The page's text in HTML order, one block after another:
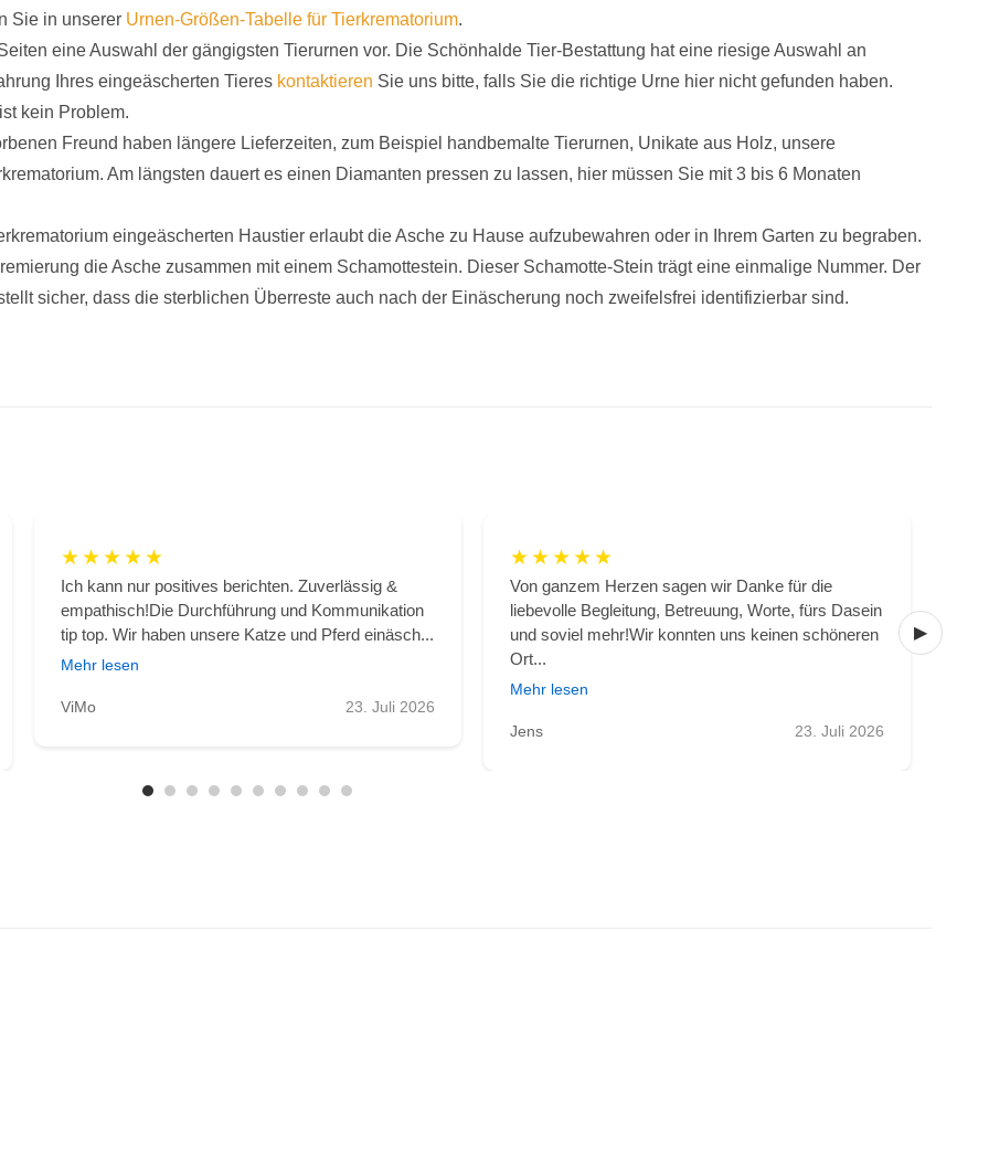
Sie in unserer Urnen-Größen-Tabelle für Tierkrematorium.
eine Auswahl der gängigsten Tierurnen vor. Die Schönhalde Tier-Bestattung hat eine riesige Auswahl an
Ihres eingeäscherten Tieres kontaktieren Sie uns bitte, falls Sie die richtige Urne hier nicht gefunden haben.
kein Problem.
Freund haben längere Lieferzeiten, zum Beispiel handbemalte Tierurnen, Unikate aus Holz, unsere
Am längsten dauert es einen Diamanten pressen zu lassen, hier müssen Sie mit 3 bis 6 Monaten
eingeäscherten Haustier erlaubt die Asche zu Hause aufzubewahren oder in Ihrem Garten zu begraben.
die Asche zusammen mit einem Schamottestein. Dieser Schamotte-Stein trägt eine einmalige Nummer. Der
sicher, dass die sterblichen Überreste auch nach der Einäscherung noch zweifelsfrei identifizierbar sind.
★★★★★
Ich kann nur positives berichten. Zuverlässig &
empathisch!Die Durchführung und Kommunikation
tip top. Wir haben unsere Katze und Pferd einäsch...
Mehr lesen
ViMo 23. Juli 2026
★★★★★
Von ganzem Herzen sagen wir Danke für die
liebevolle Begleitung, Betreuung, Worte, fürs Dasein
und soviel mehr!Wir konnten uns keinen schöneren
Ort...
Mehr lesen
Jens 23. Juli 2026